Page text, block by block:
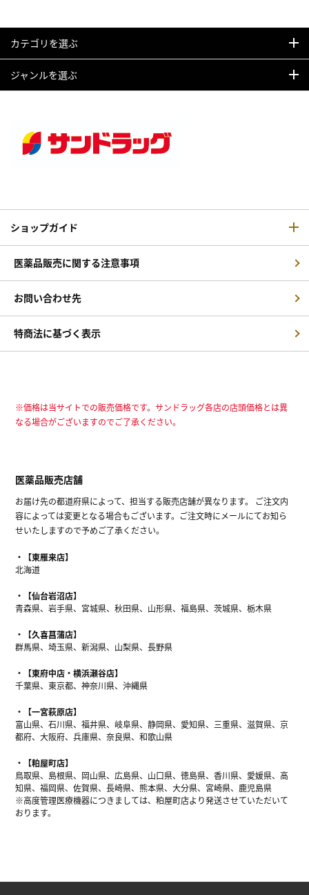
カテゴリを選ぶ
ジャンルを選ぶ
ショップガイド
医薬品販売に関する注意事項
お問い合わせ先
特商法に基づく表示
※価格は当サイトでの販売価格です。サンドラッグ各店の店頭価格とは異
なる場合がございますのでご了承ください。
医薬品販売店舗
お届け先の都道府県によって、担当する販売店舗が異なります。 ご注文内
容によっては変更となる場合もございます。ご注文時にメールにてお知ら
せいたしますので予めご了承ください。
【東雁来店】
北海道
【仙台岩沼店】
青森県、岩手県、宮城県、秋田県、山形県、福島県、茨城県、栃木県
【久喜菖蒲店】
群馬県、埼玉県、新潟県、山梨県、長野県
【東府中店・横浜瀬谷店】
千葉県、東京都、神奈川県、沖縄県
【一宮萩原店】
富山県、石川県、福井県、岐阜県、静岡県、愛知県、三重県、滋賀県、京
都府、大阪府、兵庫県、奈良県、和歌山県
【粕屋町店】
鳥取県、島根県、岡山県、広島県、山口県、徳島県、香川県、愛媛県、高
知県、福岡県、佐賀県、長崎県、熊本県、大分県、宮崎県、鹿児島県
※高度管理医療機器につきましては、粕屋町店より発送させていただいて
おります。